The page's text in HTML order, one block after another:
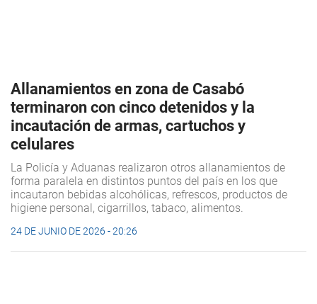
Allanamientos en zona de Casabó
terminaron con cinco detenidos y la
incautación de armas, cartuchos y
celulares
La Policía y Aduanas realizaron otros allanamientos de
forma paralela en distintos puntos del país en los que
incautaron bebidas alcohólicas, refrescos, productos de
higiene personal, cigarrillos, tabaco, alimentos.
24 DE JUNIO DE 2026 - 20:26